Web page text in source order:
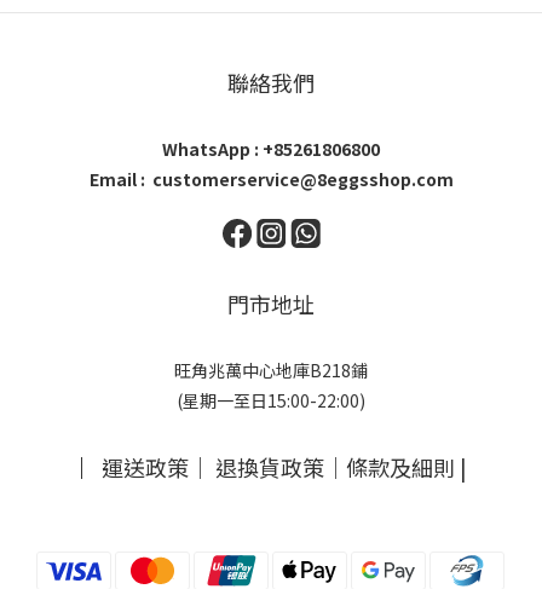
聯絡我們
WhatsApp : +85261806800
Email : customerservice@8eggsshop.com
門市地址
旺角兆萬中心地庫B218鋪
(星期一至日15:00-22:00)
｜ 運送政策 ｜ 退換貨政策 ｜ 條款及細則 |